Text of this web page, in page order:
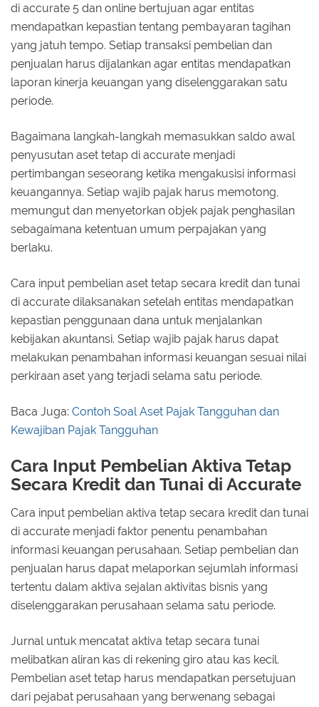
di accurate 5 dan online bertujuan agar entitas
mendapatkan kepastian tentang pembayaran tagihan
yang jatuh tempo. Setiap transaksi pembelian dan
penjualan harus dijalankan agar entitas mendapatkan
laporan kinerja keuangan yang diselenggarakan satu
periode.
Bagaimana langkah-langkah memasukkan saldo awal
penyusutan aset tetap di accurate menjadi
pertimbangan seseorang ketika mengakusisi informasi
keuangannya. Setiap wajib pajak harus memotong,
memungut dan menyetorkan objek pajak penghasilan
sebagaimana ketentuan umum perpajakan yang
berlaku.
Cara input pembelian aset tetap secara kredit dan tunai
di accurate dilaksanakan setelah entitas mendapatkan
kepastian penggunaan dana untuk menjalankan
kebijakan akuntansi. Setiap wajib pajak harus dapat
melakukan penambahan informasi keuangan sesuai nilai
perkiraan aset yang terjadi selama satu periode.
Baca Juga: Contoh Soal Aset Pajak Tangguhan dan
Kewajiban Pajak Tangguhan
Cara Input Pembelian Aktiva Tetap
Secara Kredit dan Tunai di Accurate
Cara input pembelian aktiva tetap secara kredit dan tunai
di accurate menjadi faktor penentu penambahan
informasi keuangan perusahaan. Setiap pembelian dan
penjualan harus dapat melaporkan sejumlah informasi
tertentu dalam aktiva sejalan aktivitas bisnis yang
diselenggarakan perusahaan selama satu periode.
Jurnal untuk mencatat aktiva tetap secara tunai
melibatkan aliran kas di rekening giro atau kas kecil.
Pembelian aset tetap harus mendapatkan persetujuan
dari pejabat perusahaan yang berwenang sebagai